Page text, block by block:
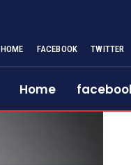
HOME FACEBOOK TWITTER
Home